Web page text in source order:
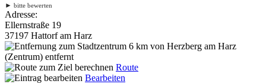
► bitte bewerten
Adresse:
Ellernstraße 19
37197 Hattorf am Harz
6 km von Herzberg am Harz
(Zentrum) entfernt
Route
Bearbeiten